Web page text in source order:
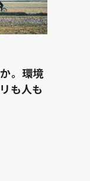
。環境
も人も